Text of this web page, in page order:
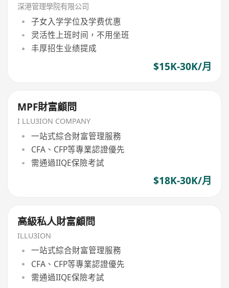
深港管理學院有限公司
子女入学学位及学费优惠
灵活性上班时间，不用坐班
丰厚招生业绩提成
$15K-30K/月
MPF財富顧問
I LLU3ION COMPANY
一站式綜合財富管理服務
CFA、CFP等專業認證優先
需通過IIQE保險考試
$18K-30K/月
高級私人財富顧問
ILLU3ION
一站式綜合財富管理服務
CFA、CFP等專業認證優先
需通過IIQE保險考試